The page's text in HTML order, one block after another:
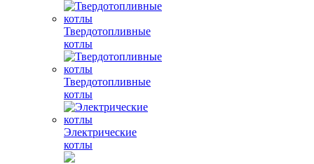
Твердотопливные
котлы
Твердотопливные
котлы
Электрические
котлы